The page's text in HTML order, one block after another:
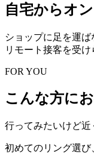
自宅からオ
ショップに足を運
リモート接客を受け
FOR YOU
こんな方に
行ってみたいけど
初めてのリング選